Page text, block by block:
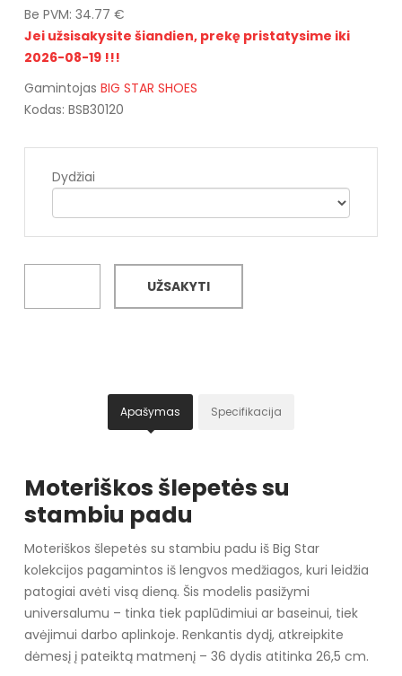
Be PVM: 34.77 €
Jei užsisakysite šiandien, prekę pristatysime iki
2026-08-19 !!!
Gamintojas BIG STAR SHOES
Kodas: BSB30120
Dydžiai
UŽSAKYTI
Apašymas Specifikacija
Moteriškos šlepetės su
stambiu padu
Moteriškos šlepetės su stambiu padu iš Big Star
kolekcijos pagamintos iš lengvos medžiagos, kuri leidžia
patogiai avėti visą dieną. Šis modelis pasižymi
universalumu – tinka tiek paplūdimiui ar baseinui, tiek
avėjimui darbo aplinkoje. Renkantis dydį, atkreipkite
dėmesį į pateiktą matmenį – 36 dydis atitinka 26,5 cm.